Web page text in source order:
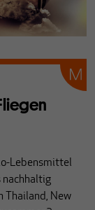
Lebensmittel
nachhaltig
Thailand, New